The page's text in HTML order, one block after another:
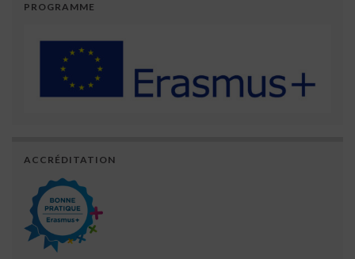
PROGRAMME
ACCRÉDITATION